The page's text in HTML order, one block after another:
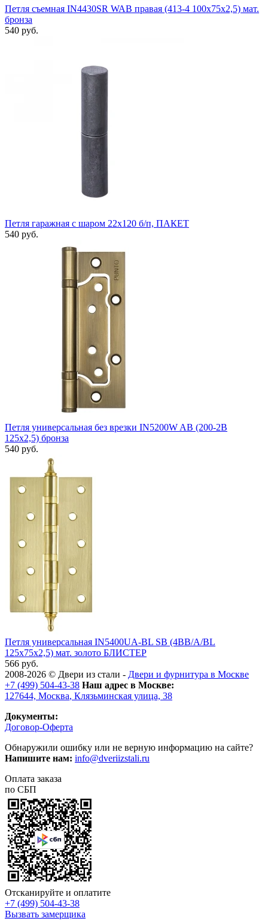
Петля съемная IN4430SR WAB правая (413-4 100x75x2,5) мат.
бронза
540 руб.
Петля гаражная с шаром 22х120 б/п, ПАКЕТ
540 руб.
Петля универсальная без врезки IN5200W AB (200-2B
125x2,5) бронза
540 руб.
Петля универсальная IN5400UA-BL SB (4BB/A/BL
125x75x2,5) мат. золото БЛИСТЕР
566 руб.
2008-2026 © Двери из стали - Двери и фурнитура в Москве
+7 (499) 504-43-38 Наш адрес в Москве:
127644, Москва, Клязьминская улица, 38
Документы:
Договор-Оферта
Обнаружили ошибку или не верную информацию на сайте?
Напишите нам: info@dveriizstali.ru
Оплата заказа
по СБП
Отсканируйте и оплатите
+7 (499) 504-43-38
Вызвать замерщика